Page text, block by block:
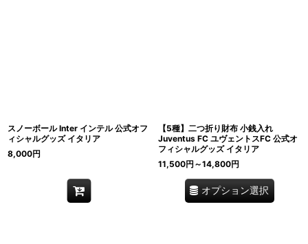
スノーボール Inter インテル 公式オフ
ィシャルグッズ イタリア
8,000円
【5種】二つ折り財布 小銭入れ
Juventus FC ユヴェントスFC 公式オ
フィシャルグッズ イタリア
11,500円 ～14,800円
オプション選択